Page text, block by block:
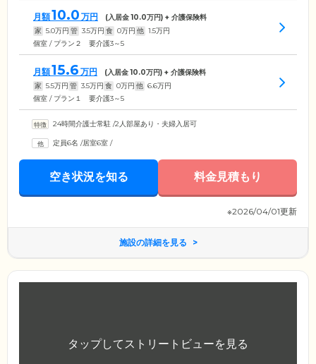
月額10.0 万円 (入居金10.0万円) + 介護保険料
家 5.0万円 管 3.5万円 食 0万円 他 1.5万円
個室 / プラン２ 要介護3～5
月額15.6 万円 (入居金10.0万円) + 介護保険料
家 5.5万円 管 3.5万円 食 0万円 他 6.6万円
個室 / プラン１ 要介護3～5
24時間介護士常駐 /2人部屋あり・夫婦入居可
定員6名 /居室6室 /
空き状況を知る 料金見積もり
※2026/04/01更新
施設の詳細を見る